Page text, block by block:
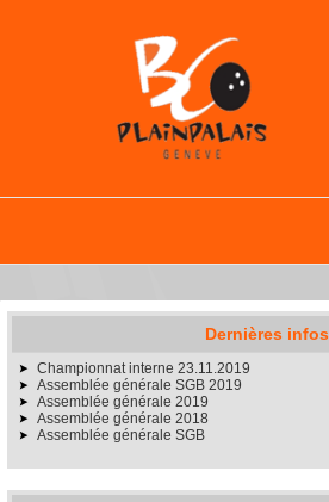
Dernières infos
Championnat interne 23.11.2019
Assemblée générale SGB 2019
Assemblée générale 2019
Assemblée générale 2018
Assemblée générale SGB